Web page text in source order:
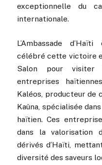
exceptionnelle du
internationale.
L’Ambassade
célébré cette victoire
Salon pour visiter
entreprises
Kaléos, producteur de
Kaûna, spécialisée
haïtien. Ces
dans la valorisation
dérivés d’Haïti,
diversité des saveurs